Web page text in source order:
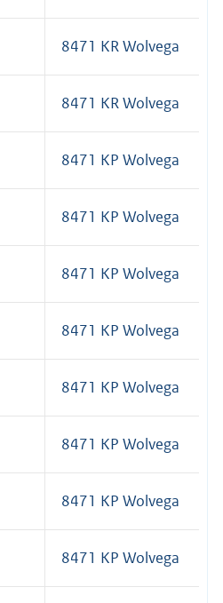
8471 KR Wolvega
8471 KR Wolvega
8471 KP Wolvega
8471 KP Wolvega
8471 KP Wolvega
8471 KP Wolvega
8471 KP Wolvega
8471 KP Wolvega
8471 KP Wolvega
8471 KP Wolvega